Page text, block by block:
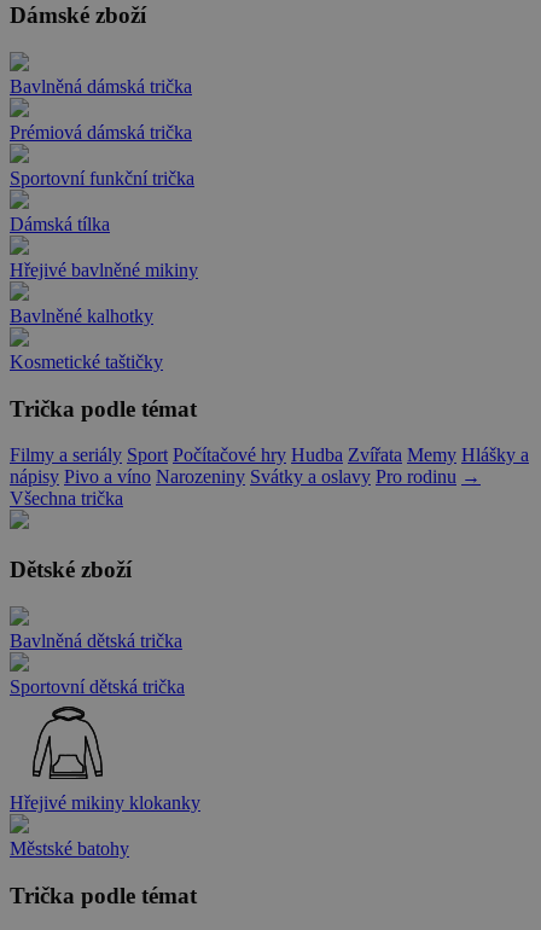
Dámské zboží
Bavlněná dámská trička
Prémiová dámská trička
Sportovní funkční trička
Dámská tílka
Hřejivé bavlněné mikiny
Bavlněné kalhotky
Kosmetické taštičky
Trička podle témat
Filmy a seriály Sport Počítačové hry Hudba Zvířata Memy Hlášky a
nápisy Pivo a víno Narozeniny Svátky a oslavy Pro rodinu →
Všechna trička
Dětské zboží
Bavlněná dětská trička
Sportovní dětská trička
Hřejivé mikiny klokanky
Městské batohy
Trička podle témat